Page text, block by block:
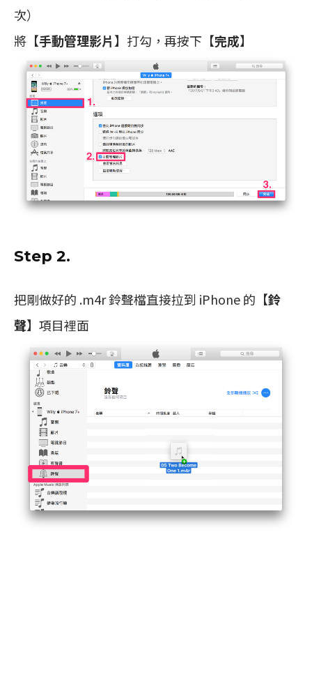
次）
將【手動管理影片】打勾，再按下【完成】
Step 2.
把剛做好的 .m4r 鈴聲檔直接拉到 iPhone 的【鈴
聲】項目裡面